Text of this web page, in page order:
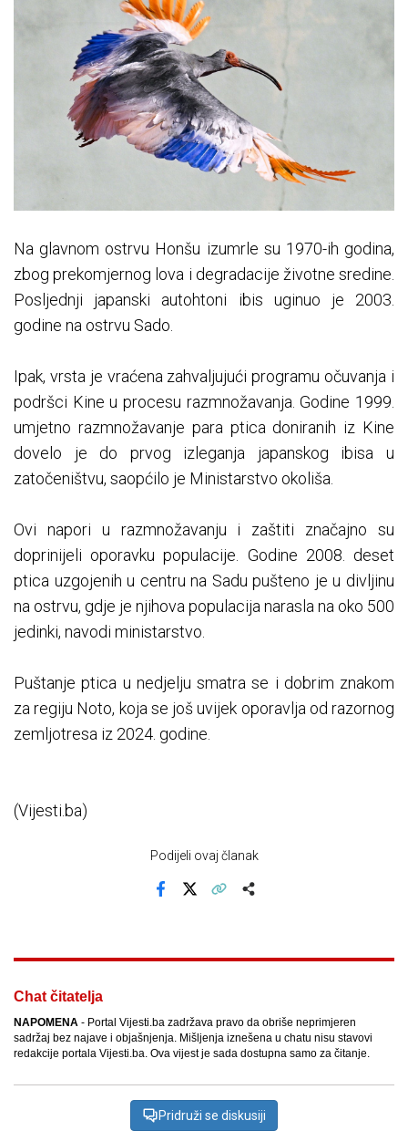
Na glavnom ostrvu Honšu izumrle su 1970-ih godina,
zbog prekomjernog lova i degradacije životne sredine.
Posljednji japanski autohtoni ibis uginuo je 2003.
godine na ostrvu Sado.
Ipak, vrsta je vraćena zahvaljujući programu očuvanja i
podršci Kine u procesu razmnožavanja. Godine 1999.
umjetno razmnožavanje para ptica doniranih iz Kine
dovelo je do prvog izleganja japanskog ibisa u
zatočeništvu, saopćilo je Ministarstvo okoliša.
Ovi napori u razmnožavanju i zaštiti značajno su
doprinijeli oporavku populacije. Godine 2008. deset
ptica uzgojenih u centru na Sadu pušteno je u divljinu
na ostrvu, gdje je njihova populacija narasla na oko 500
jedinki, navodi ministarstvo.
Puštanje ptica u nedjelju smatra se i dobrim znakom
za regiju Noto, koja se još uvijek oporavlja od razornog
zemljotresa iz 2024. godine.
(Vijesti.ba)
Podijeli ovaj članak
Chat čitatelja
NAPOMENA - Portal Vijesti.ba zadržava pravo da obriše neprimjeren
sadržaj bez najave i objašnjenja. Mišljenja iznešena u chatu nisu stavovi
redakcije portala Vijesti.ba. Ova vijest je sada dostupna samo za čitanje.
Pridruži se diskusiji